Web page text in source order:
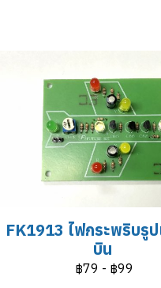
FK1913 ไฟกระพริบรูป
บิน
฿79 - ฿99